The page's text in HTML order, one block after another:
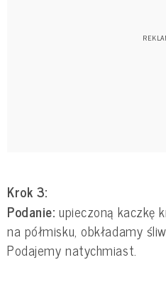
Krok 3:
Podanie: upieczoną kaczkę
na półmisku, obkładamy
Podajemy natychmiast.